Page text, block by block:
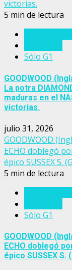
victorias.
5 min de lectura
Sólo G1
GOODWOOD
La potra
maduras en el
victorias.
julio 31, 2026
GOODWOOD
ECHO doblegó
épico SUSSEX S.
5 min de lectura
Sólo G1
GOODWOOD
ECHO doblegó
épico SUSSEX S.